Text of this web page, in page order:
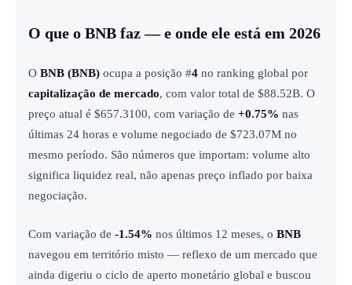
O que o BNB faz — e onde ele está em 2026
O BNB (BNB) ocupa a posição #4 no ranking global por
capitalização de mercado, com valor total de $88.52B. O
preço atual é $657.3100, com variação de +0.75% nas
últimas 24 horas e volume negociado de $723.07M no
mesmo período. São números que importam: volume alto
significa liquidez real, não apenas preço inflado por baixa
negociação.
Com variação de -1.54% nos últimos 12 meses, o BNB
navegou em território misto — reflexo de um mercado que
ainda digeriu o ciclo de aperto monetário global e buscou